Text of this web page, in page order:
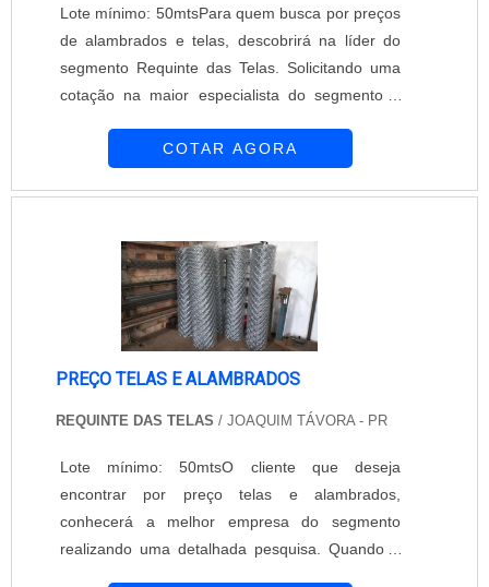
Lote mínimo: 50mtsPara quem busca por preços
de alambrados e telas, descobrirá na líder do
segmento Requinte das Telas. Solicitando uma
cotação na maior especialista do segmento e
área de atuação.É importante lembrar que o
especializadas. Esse tipo de cuidado ajuda a
materiais, além de evitar prejuízos com subst...
COTAR AGORA
PREÇO TELAS E ALAMBRADOS
REQUINTE DAS TELAS / JOAQUIM TÁVORA - PR
Lote mínimo: 50mtsO cliente que deseja
encontrar por preço telas e alambrados,
conhecerá a melhor empresa do segmento
realizando uma detalhada pesquisa. Quando o